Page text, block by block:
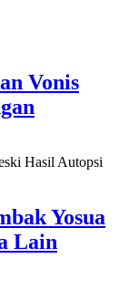
Vonis
Yosua
Lain